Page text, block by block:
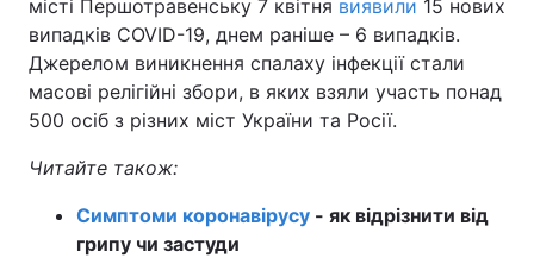
місті Першотравенську 7 квітня виявили 15 нових
випадків COVID-19, днем раніше – 6 випадків.
Джерелом виникнення спалаху інфекції стали
масові релігійні збори, в яких взяли участь понад
500 осіб з різних міст України та Росії.
Читайте також:
Симптоми коронавірусу - як відрізнити від
грипу чи застуди